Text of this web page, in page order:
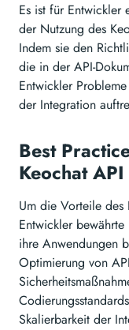
Es ist für Entwickler
der Nutzung des
Indem sie den
die in der API-
Entwickler
der Integration
Best
Keochat API
Um die Vorteile des
Entwickler
ihre Anwendungen
Optimierung von
Skalierbarkeit der